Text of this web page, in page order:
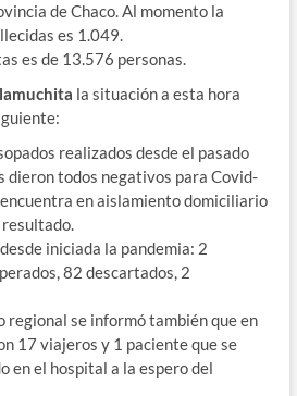
de Chaco. Al momento la
es 1.049.
es de 13.576 personas.
la situación a esta hora
realizados desde el pasado
dieron todos negativos para Covid-
en aislamiento domiciliario
iniciada la pandemia: 2
82 descartados, 2
regional se informó también que en
17 viajeros y 1 paciente que se
en el hospital a la espero del